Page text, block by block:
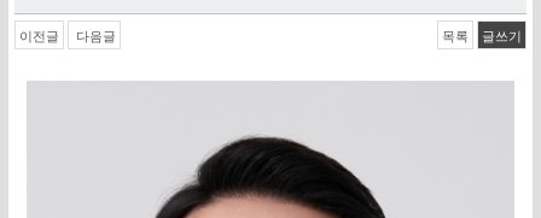
이전글 다음글 목록 글쓰기